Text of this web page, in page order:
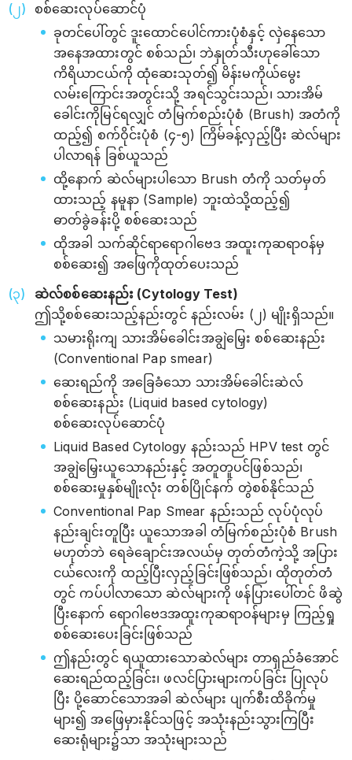
စစ်ဆေးလုပ်ဆောင်ပုံ
ခုတင်ပေါ်တွင် ဒူးထောင်ပေါင်ကားပုံစံနှင့် လှဲနေသော
အနေအထားတွင် စစ်သည်၊ ဘဲနှုတ်သီးဟုခေါ်သော
ကိရိယာငယ်ကို ထုံဆေးသုတ်၍ မိန်းမကိုယ်မွေး
လမ်းကြောင်းအတွင်းသို့ အရင်သွင်းသည်၊ သားအိမ်
ခေါင်းကိုမြင်ရလျှင် တံမြက်စည်းပုံစံ (Brush) အတံကို
ထည့်၍ စက်ဝိုင်းပုံစံ (၄-၅) ကြိမ်ခန့်လှည့်ပြီး ဆဲလ်များ
ပါလာရန် ခြစ်ယူသည်
ထို့နောက် ဆဲလ်များပါသော Brush တံကို သတ်မှတ်
ထားသည့် နမူနာ (Sample) ဘူးထဲသို့ထည့်၍
ဓာတ်ခွဲခန်းပို့ စစ်ဆေးသည်
ထိုအခါ သက်ဆိုင်ရာရောဂါဗေဒ အထူးကုဆရာဝန်မှ
စစ်ဆေး၍ အဖြေကိုထုတ်ပေးသည်
ဆဲလ်စစ်ဆေးနည်း (Cytology Test)
ဤသို့စစ်ဆေးသည့်နည်းတွင် နည်းလမ်း (၂) မျိုးရှိသည်။
သမားရိုးကျ သားအိမ်ခေါင်းအချွဲမြှေး စစ်ဆေးနည်း
(Conventional Pap smear)
ဆေးရည်ကို အခြေခံသော သားအိမ်ခေါင်းဆဲလ်
စစ်ဆေးနည်း (Liquid based cytology)
စစ်ဆေးလုပ်ဆောင်ပုံ
Liquid Based Cytology နည်းသည် HPV test တွင်
အချွဲမြှေးယူသောနည်းနှင့် အတူတူပင်ဖြစ်သည်၊
စစ်ဆေးမှုနှစ်မျိုးလုံး တစ်ပြိုင်နက် တွဲစစ်နိုင်သည်
Conventional Pap Smear နည်းသည် လုပ်ပုံလုပ်
နည်းချင်းတူပြီး ယူသောအခါ တံမြက်စည်းပုံစံ Brush
မဟုတ်ဘဲ ရေခဲချောင်းအလယ်မှ တုတ်တံကဲ့သို့ အပြား
ငယ်လေးကို ထည့်ပြီးလှည့်ခြင်းဖြစ်သည်၊ ထိုတုတ်တံ
တွင် ကပ်ပါလာသော ဆဲလ်များကို ဖန်ပြားပေါ်တင် ဖိဆွဲ
ပြီးနောက် ရောဂါဗေဒအထူးကုဆရာဝန်များမှ ကြည့်ရှု
စစ်ဆေးပေးခြင်းဖြစ်သည်
ဤနည်းတွင် ရယူထားသောဆဲလ်များ တာရှည်ခံအောင်
ဆေးရည်ထည့်ခြင်း၊ ဖလင်ပြားများကပ်ခြင်း ပြုလုပ်
ပြီး ပို့ဆောင်သောအခါ ဆဲလ်များ ပျက်စီးထိခိုက်မှု
များ၍ အဖြေမှားနိုင်သဖြင့် အသုံးနည်းသွားကြပြီး
ဆေးရုံများ၌သာ အသုံးများသည်